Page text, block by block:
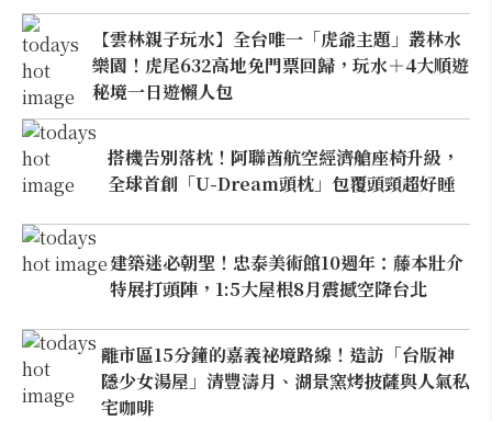
【雲林親子玩水】全台唯一「虎爺主題」叢林水
樂園！虎尾632高地免門票回歸，玩水＋4大順遊
秘境一日遊懶人包
搭機告別落枕！阿聯酋航空經濟艙座椅升級，
全球首創「U-Dream頭枕」包覆頭頸超好睡
建築迷必朝聖！忠泰美術館10週年：藤本壯介
特展打頭陣，1:5大屋根8月震撼空降台北
離市區15分鐘的嘉義祕境路線！造訪「台版神
隱少女湯屋」清豐濤月、湖景窯烤披薩與人氣私
宅咖啡